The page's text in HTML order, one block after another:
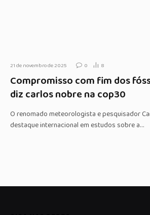
21 de novembro de 2025 0 8
Compromisso com fim dos
diz carlos nobre na cop30
O renomado meteorologista e pesquisador
destaque internacional em estudos sobre a…